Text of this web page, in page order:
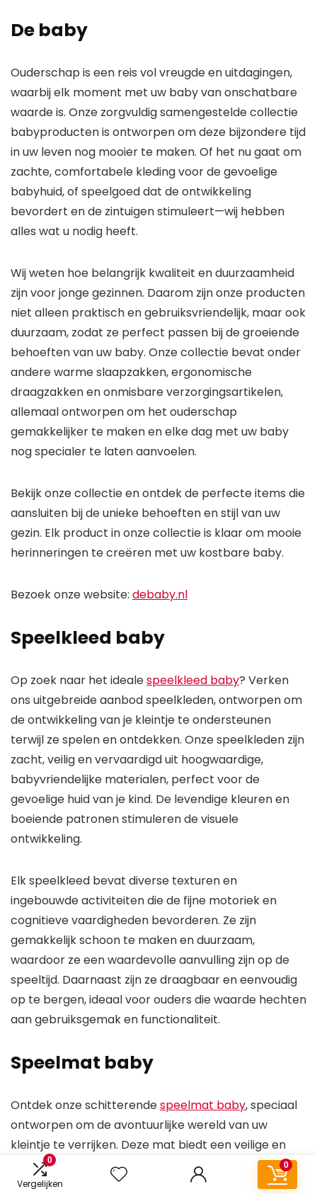
0
Vergelijken
0
De baby
Ouderschap is een reis vol vreugde en uitdagingen,
waarbij elk moment met uw baby van onschatbare
waarde is. Onze zorgvuldig samengestelde collectie
babyproducten is ontworpen om deze bijzondere tijd
in uw leven nog mooier te maken. Of het nu gaat om
zachte, comfortabele kleding voor de gevoelige
babyhuid, of speelgoed dat de ontwikkeling
bevordert en de zintuigen stimuleert—wij hebben
alles wat u nodig heeft.
Wij weten hoe belangrijk kwaliteit en duurzaamheid
zijn voor jonge gezinnen. Daarom zijn onze producten
niet alleen praktisch en gebruiksvriendelijk, maar ook
duurzaam, zodat ze perfect passen bij de groeiende
behoeften van uw baby. Onze collectie bevat onder
andere warme slaapzakken, ergonomische
draagzakken en onmisbare verzorgingsartikelen,
allemaal ontworpen om het ouderschap
gemakkelijker te maken en elke dag met uw baby
nog specialer te laten aanvoelen.
Bekijk onze collectie en ontdek de perfecte items die
aansluiten bij de unieke behoeften en stijl van uw
gezin. Elk product in onze collectie is klaar om mooie
herinneringen te creëren met uw kostbare baby.
Bezoek onze website: debaby.nl
Speelkleed baby
Op zoek naar het idealespeelkleed baby? Verken
ons uitgebreide aanbod speelkleden, ontworpen om
de ontwikkeling van je kleintje te ondersteunen
terwijl ze spelen en ontdekken. Onze speelkleden zijn
zacht, veilig en vervaardigd uit hoogwaardige,
babyvriendelijke materialen, perfect voor de
gevoelige huid van je kind. De levendige kleuren en
boeiende patronen stimuleren de visuele
ontwikkeling.
Elk speelkleed bevat diverse texturen en
ingebouwde activiteiten die de fijne motoriek en
cognitieve vaardigheden bevorderen. Ze zijn
gemakkelijk schoon te maken en duurzaam,
waardoor ze een waardevolle aanvulling zijn op de
speeltijd. Daarnaast zijn ze draagbaar en eenvoudig
op te bergen, ideaal voor ouders die waarde hechten
aan gebruiksgemak en functionaliteit.
Speelmat baby
Ontdek onze schitterendespeelmat baby, speciaal
ontworpen om de avontuurlijke wereld van uw
kleintje te verrijken. Deze mat biedt een veilige en
boeiende omgeving waarin uw baby op een leuke en
leerzame manier kan spelen. De levendige kleuren